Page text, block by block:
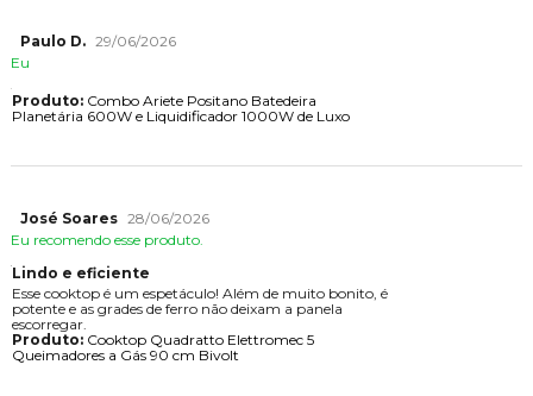
Paulo D. 29/06/2026
Eu
Produto:Combo Ariete Positano Batedeira
Planetária 600W e Liquidificador 1000W de Luxo
José Soares 28/06/2026
Eu recomendo esse produto.
Lindo e eficiente
Esse cooktop é um espetáculo! Além de muito bonito, é
potente e as grades de ferro não deixam a panela
escorregar.
Produto:Cooktop Quadratto Elettromec 5
Queimadores a Gás 90 cm Bivolt